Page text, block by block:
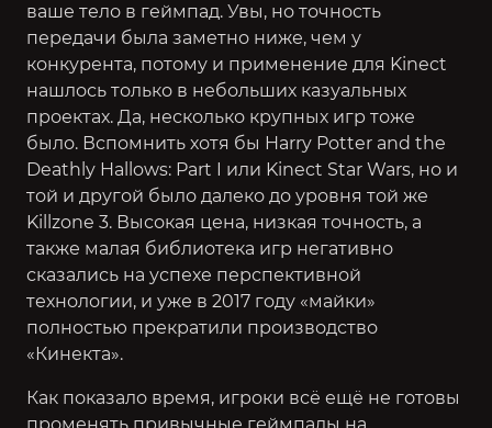
ваше тело в геймпад. Увы, но точность
передачи была заметно ниже, чем у
конкурента, потому и применение для Kinect
нашлось только в небольших казуальных
проектах. Да, несколько крупных игр тоже
было. Вспомнить хотя бы Harry Potter and the
Deathly Hallows: Part I или Kinect Star Wars, но и
той и другой было далеко до уровня той же
Killzone 3. Высокая цена, низкая точность, а
также малая библиотека игр негативно
сказались на успехе перспективной
технологии, и уже в 2017 году «майки»
полностью прекратили производство
«Кинекта».
Как показало время, игроки всё ещё не готовы